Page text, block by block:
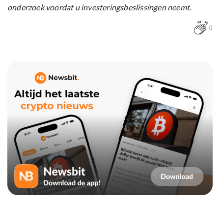
onderzoek voordat u investeringsbeslissingen neemt.
0